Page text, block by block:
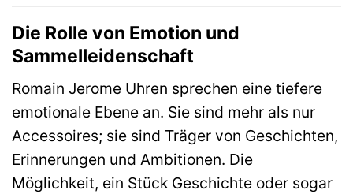
Die Rolle von Emotion und
Sammelleidenschaft
Romain Jerome Uhren sprechen eine tiefere
emotionale Ebene an. Sie sind mehr als nur
Accessoires; sie sind Träger von Geschichten,
Erinnerungen und Ambitionen. Die
Möglichkeit, ein Stück Geschichte oder sogar